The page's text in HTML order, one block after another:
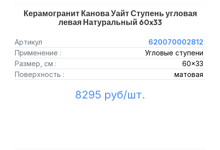
Керамогранит Канова Уайт Ступень угловая
левая Натуральный 60x33
Артикул
620070002812
Применение :
Угловые ступени
Размер, см :
60x33
Поверхность :
матовая
8295 руб/шт.